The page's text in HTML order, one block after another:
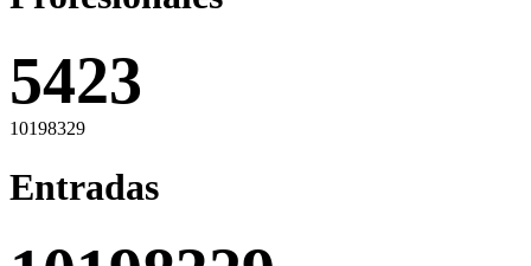
10198329
Entradas